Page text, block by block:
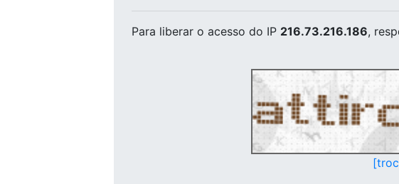
Para liberar o acesso do IP 216.73.216.186,